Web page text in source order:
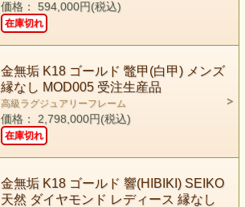
価格： 594,000円(税込)
在庫切れ
金無垢 K18 ゴールド 鼈甲(白甲) メンズ
縁なし MOD005 受注生産品
高級ラグジュアリーフレーム
価格： 2,798,000円(税込)
在庫切れ
金無垢 K18 ゴールド 響(HIBIKI) SEIKO
天然 ダイヤモンド レディース 縁なし